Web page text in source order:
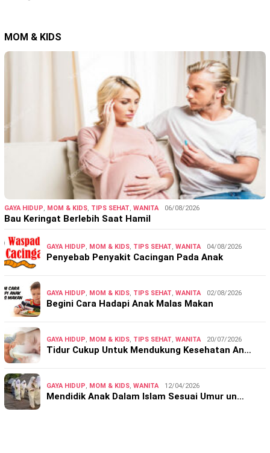
MOM & KIDS
GAYA HIDUP, MOM & KIDS, TIPS SEHAT, WANITA 06/08/2026
Bau Keringat Berlebih Saat Hamil
GAYA HIDUP, MOM & KIDS, TIPS SEHAT, WANITA 04/08/2026
Penyebab Penyakit Cacingan Pada Anak
GAYA HIDUP, MOM & KIDS, TIPS SEHAT, WANITA 02/08/2026
Begini Cara Hadapi Anak Malas Makan
GAYA HIDUP, MOM & KIDS, TIPS SEHAT, WANITA 20/07/2026
Tidur Cukup Untuk Mendukung Kesehatan An…
GAYA HIDUP, MOM & KIDS, WANITA 12/04/2026
Mendidik Anak Dalam Islam Sesuai Umur un…